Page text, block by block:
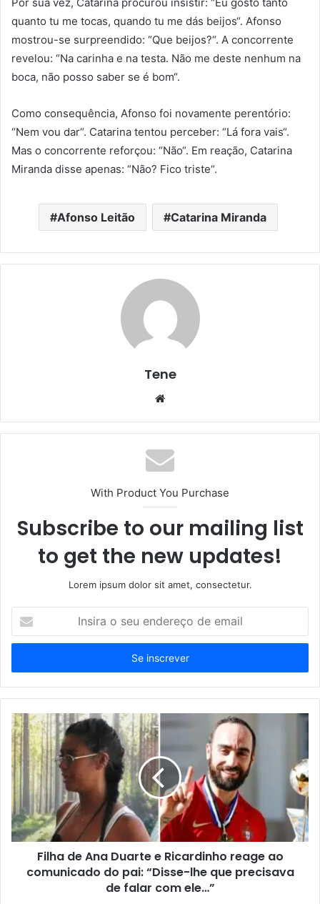
quanto tu me tocas, quando tu me dás beijos“. Afonso
mostrou-se surpreendido: “Que beijos?“. A concorrente
revelou: “Na carinha e na testa. Não me deste nenhum na
boca, não posso saber se é bom“.
Como consequência, Afonso foi novamente perentório:
“Nem vou dar“. Catarina tentou perceber: “Lá fora vais“.
Mas o concorrente reforçou: “Não“. Em reação, Catarina
Miranda disse apenas: “Não? Fico triste“.
Afonso Leitão Catarina Miranda
Tene
Website
With Product You Purchase
Subscribe to our mailing list
to get the new updates!
Lorem ipsum dolor sit amet, consectetur.
seu
de
email
Filha de Ana Duarte e Ricardinho reage ao
comunicado do pai: “Disse-lhe que precisava
de falar com ele…”